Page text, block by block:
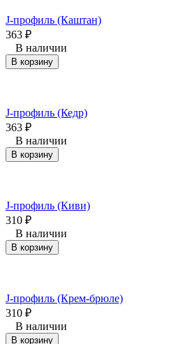
J-профиль (Каштан)
363 ₽
В наличии
В корзину
J-профиль (Кедр)
363 ₽
В наличии
В корзину
J-профиль (Киви)
310 ₽
В наличии
В корзину
J-профиль (Крем-брюле)
310 ₽
В наличии
В корзину